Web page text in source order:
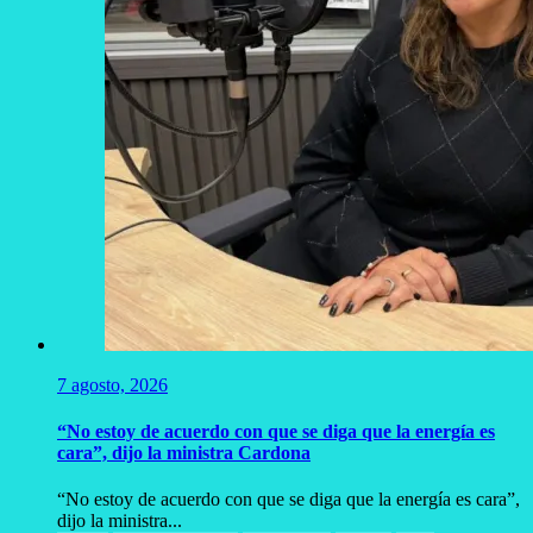
7 agosto, 2026
“No estoy de acuerdo con que se diga que la energía es
cara”, dijo la ministra Cardona
“No estoy de acuerdo con que se diga que la energía es cara”,
dijo la ministra...